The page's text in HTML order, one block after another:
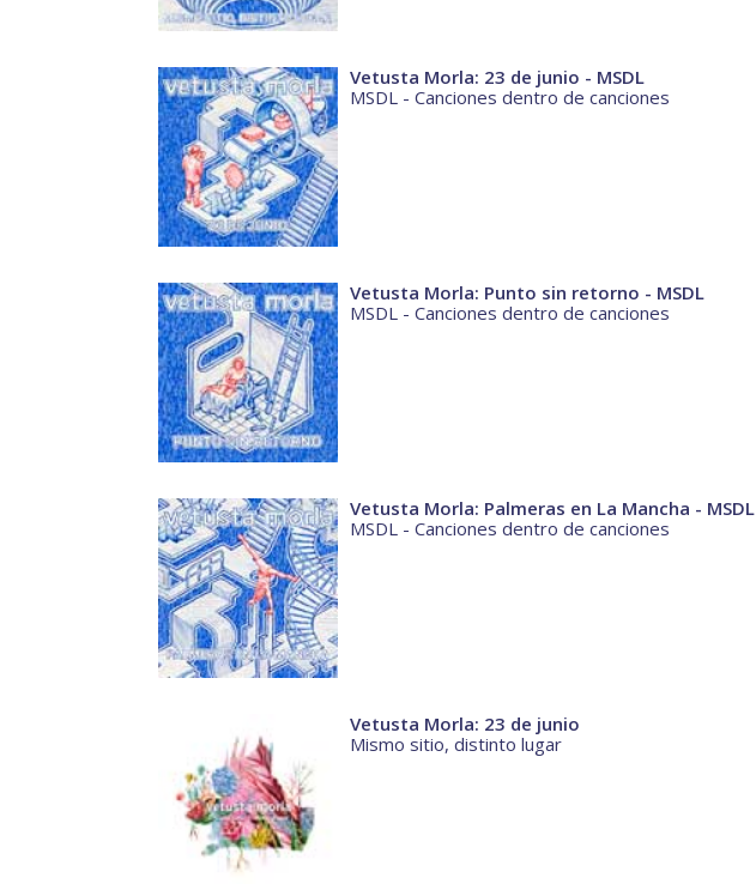
Vetusta Morla: 23 de junio - MSDL
MSDL - Canciones dentro de canciones
Vetusta Morla: Punto sin retorno - MSDL
MSDL - Canciones dentro de canciones
Vetusta Morla: Palmeras en La Mancha - MSDL
MSDL - Canciones dentro de canciones
Vetusta Morla: 23 de junio
Mismo sitio, distinto lugar